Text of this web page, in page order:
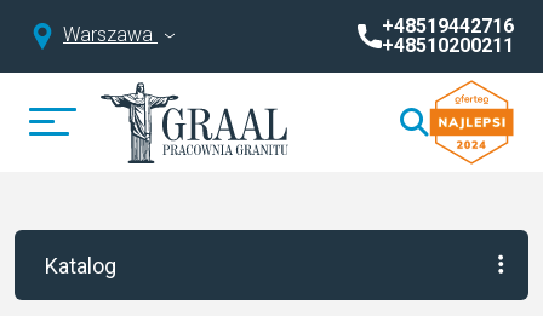
Warszawa
+48519442716
+48510200211
Katalog